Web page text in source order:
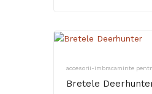
accesorii-imbracaminte
Bretele